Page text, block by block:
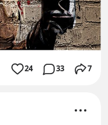
24 33 7